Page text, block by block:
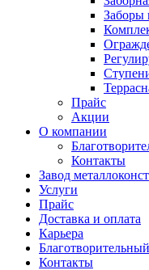
Прайс
Акции
О компании
Контакты
Завод
Услуги
Прайс
Доставка и оплата
Карьера
Контакты